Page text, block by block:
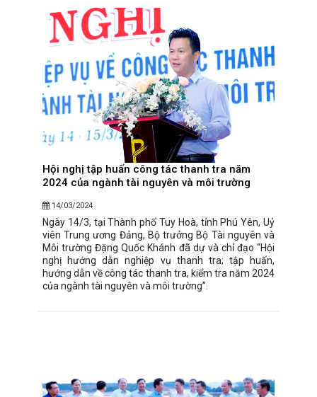
Hội nghị tập huấn công tác thanh tra năm
2024 của ngành tài nguyên và môi trường
14/03/2024
Ngày 14/3, tại Thành phố Tuy Hoà, tỉnh Phú Yên, Uỷ
viên Trung ương Đảng, Bộ trưởng Bộ Tài nguyên và
Môi trường Đặng Quốc Khánh đã dự và chỉ đạo “Hội
nghị hướng dẫn nghiệp vụ thanh tra; tập huấn,
hướng dẫn về công tác thanh tra, kiểm tra năm 2024
của ngành tài nguyên và môi trường”.